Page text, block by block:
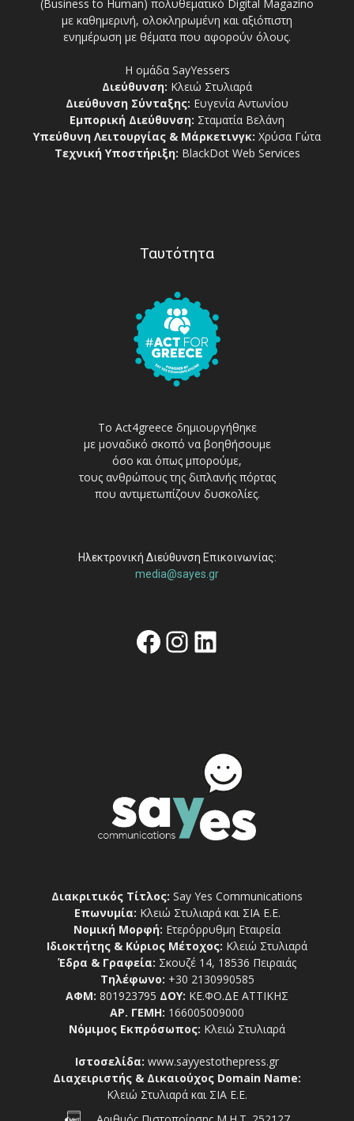
(Business to Human) πολυθεματικό Digital Magazino
με καθημερινή, ολοκληρωμένη και αξιόπιστη
ενημέρωση με θέματα που αφορούν όλους.
Η ομάδα SayYessers
Διεύθυνση: Κλειώ Στυλιαρά
Διεύθυνση Σύνταξης: Ευγενία Αντωνίου
Εμπορική Διεύθυνση: Σταματία Βελάνη
Υπεύθυνη Λειτουργίας & Μάρκετινγκ: Χρύσα Γώτα
Τεχνική Υποστήριξη: BlackDot Web Services
Ταυτότητα
Το Act4greece δημιουργήθηκε
με μοναδικό σκοπό να βοηθήσουμε
όσο και όπως μπορούμε,
τους ανθρώπους της διπλανής πόρτας
που αντιμετωπίζουν δυσκολίες.
Ηλεκτρονική Διεύθυνση Επικοινωνίας:
media@sayes.gr
Facebook
Instagram
Linkedin
Διακριτικός Τίτλος: Say Yes Communications
Επωνυμία: Κλειώ Στυλιαρά και ΣΙΑ Ε.Ε.
Νομική Μορφή: Ετερόρρυθμη Εταιρεία
Ιδιοκτήτης & Κύριος Μέτοχος: Κλειώ Στυλιαρά
Έδρα & Γραφεία: Σκουζέ 14, 18536 Πειραιάς
Τηλέφωνο: +30 2130990585
ΑΦΜ: 801923795 ΔΟΥ: ΚΕ.ΦΟ.ΔΕ ΑΤΤΙΚΗΣ
ΑΡ. ΓΕΜΗ: 166005009000
Νόμιμος Εκπρόσωπος: Κλειώ Στυλιαρά
Ιστοσελίδα: www.sayyestothepress.gr
Διαχειριστής & Δικαιούχος Domain Name:
Κλειώ Στυλιαρά και ΣΙΑ Ε.Ε.